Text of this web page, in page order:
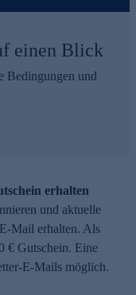
einen Blick
Bedingungen und
erhalten
und aktuelle
Mail erhalten. Als
€ Gutschein. Eine
E-Mails möglich.